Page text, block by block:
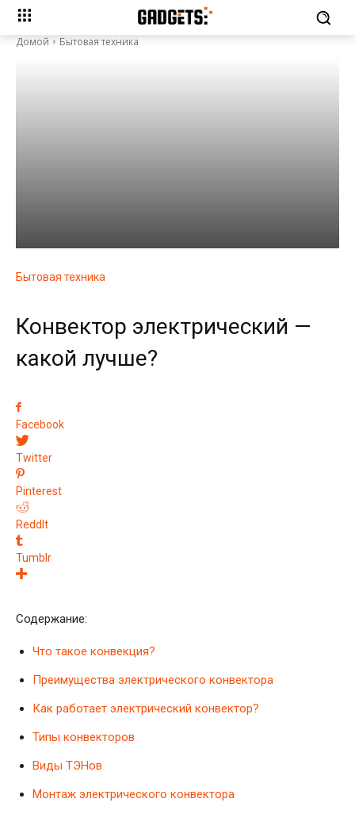
Домой Бытовая техника
Бытовая техника
Конвектор электрический —
какой лучше?
Facebook
Twitter
Pinterest
ReddIt
Tumblr
Содержание:
Что такое конвекция?
Преимущества электрического конвектора
Как работает электрический конвектор?
Типы конвекторов
Виды ТЭНов
Монтаж электрического конвектора